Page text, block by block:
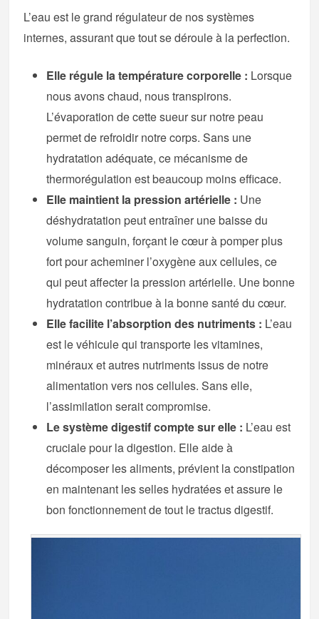
L’eau est le grand régulateur de nos systèmes
internes, assurant que tout se déroule à la perfection.
Elle régule la température corporelle : Lorsque
nous avons chaud, nous transpirons.
L’évaporation de cette sueur sur notre peau
permet de refroidir notre corps. Sans une
hydratation adéquate, ce mécanisme de
thermorégulation est beaucoup moins efficace.
Elle maintient la pression artérielle : Une
déshydratation peut entraîner une baisse du
volume sanguin, forçant le cœur à pomper plus
fort pour acheminer l’oxygène aux cellules, ce
qui peut affecter la pression artérielle. Une bonne
hydratation contribue à la bonne santé du cœur.
Elle facilite l’absorption des nutriments : L’eau
est le véhicule qui transporte les vitamines,
minéraux et autres nutriments issus de notre
alimentation vers nos cellules. Sans elle,
l’assimilation serait compromise.
Le système digestif compte sur elle : L’eau est
cruciale pour la digestion. Elle aide à
décomposer les aliments, prévient la constipation
en maintenant les selles hydratées et assure le
bon fonctionnement de tout le tractus digestif.